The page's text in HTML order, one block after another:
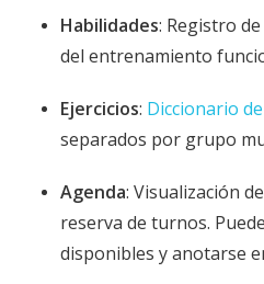
Habilidades: Registro
del entrenamiento
Ejercicios: Diccionario
separados por grupo
Agenda: Visualización
reserva de turnos.
disponibles y anotarse